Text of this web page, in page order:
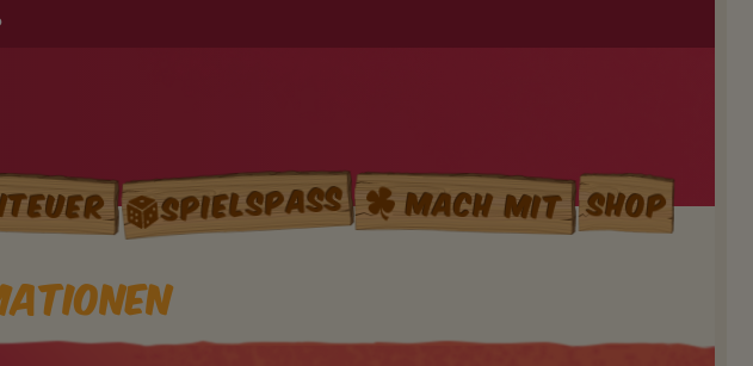
Spielspass Mach mit Shop